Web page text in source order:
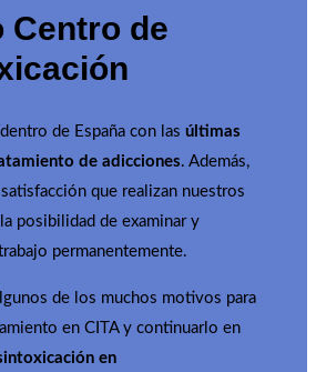
Centro de
de España con las últimas
de adicciones. Además,
satisfacción que realizan nuestros
posibilidad de examinar y
permanentemente.
de los muchos motivos para
en CITA y continuarlo en
en